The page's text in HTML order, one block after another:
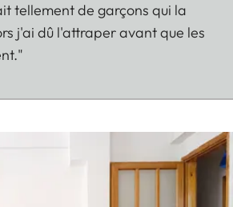
tellement de garçons qui la
j'ai dû l'attraper avant que les